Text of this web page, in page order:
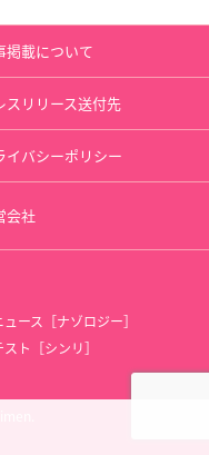
掲載について
スリリース送付先
イバシーポリシー
会社
ース［ナゾロジー］
ト［シンリ］